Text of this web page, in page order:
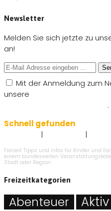
Newsletter
Melden Sie sich jetzte zu
an!
Mit der Anmeldung zum
unsere
.
Schnell gefunden
| |
Freizeit Tipps und Infos für Kinder und
einem bundesweiten
Stadt oder Region.
Freizeitkategorien
Abenteuer Aktiv